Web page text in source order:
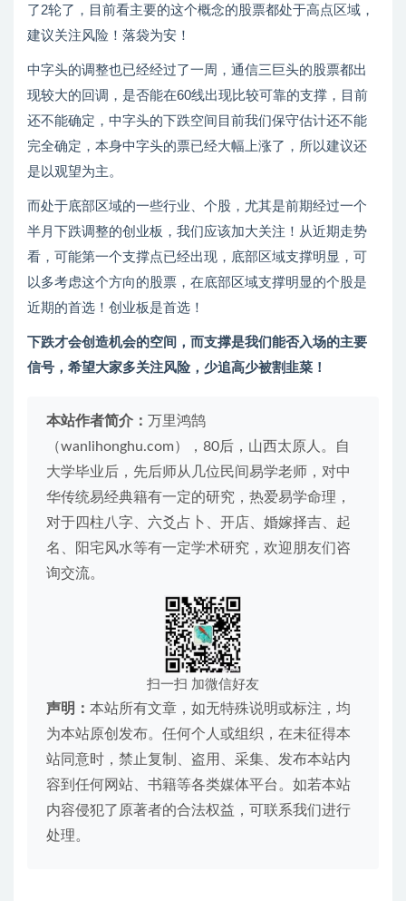
了2轮了，目前看主要的这个概念的股票都处于高点区域，
建议关注风险！落袋为安！
中字头的调整也已经经过了一周，通信三巨头的股票都出
现较大的回调，是否能在60线出现比较可靠的支撑，目前
还不能确定，中字头的下跌空间目前我们保守估计还不能
完全确定，本身中字头的票已经大幅上涨了，所以建议还
是以观望为主。
而处于底部区域的一些行业、个股，尤其是前期经过一个
半月下跌调整的创业板，我们应该加大关注！从近期走势
看，可能第一个支撑点已经出现，底部区域支撑明显，可
以多考虑这个方向的股票，在底部区域支撑明显的个股是
近期的首选！创业板是首选！
下跌才会创造机会的空间，而支撑是我们能否入场的主要
信号，希望大家多关注风险，少追高少被割韭菜！
本站作者简介： 万里鸿鹄
（wanlihonghu.com），80后，山西太原人。自
大学毕业后，先后师从几位民间易学老师，对中
华传统易经典籍有一定的研究，热爱易学命理，
对于四柱八字、六爻占卜、开店、婚嫁择吉、起
名、阳宅风水等有一定学术研究，欢迎朋友们咨
询交流。
扫一扫 加微信好友
声明： 本站所有文章，如无特殊说明或标注，均
为本站原创发布。任何个人或组织，在未征得本
站同意时，禁止复制、盗用、采集、发布本站内
容到任何网站、书籍等各类媒体平台。如若本站
内容侵犯了原著者的合法权益，可联系我们进行
处理。